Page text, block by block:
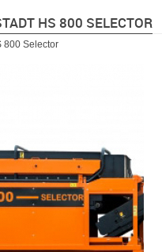
HS 800 SELECTOR
800 Selector